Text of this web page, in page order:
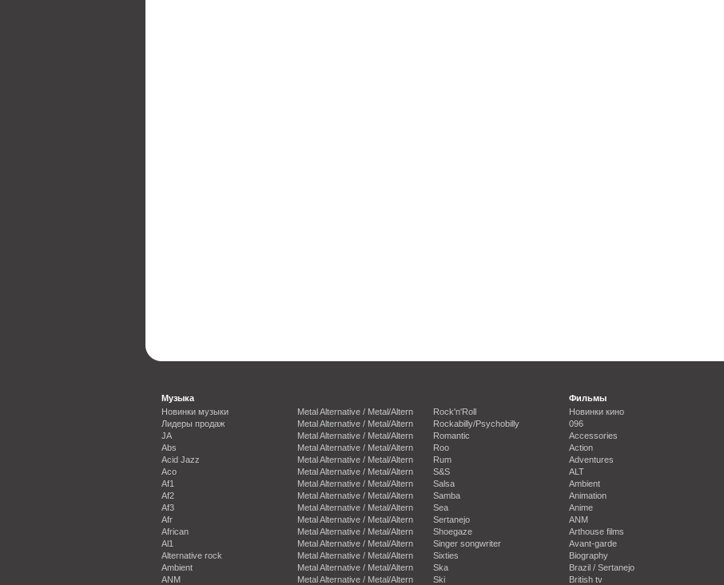
Музыка
Новинки музыки
Лидеры продаж
JA
Abs
Acid Jazz
Aco
Af1
Af2
Af3
Afr
African
Al1
Alternative rock
Ambient
ANM
Metal Alternative / Metal/Altern
Metal Alternative / Metal/Altern
Metal Alternative / Metal/Altern
Metal Alternative / Metal/Altern
Metal Alternative / Metal/Altern
Metal Alternative / Metal/Altern
Metal Alternative / Metal/Altern
Metal Alternative / Metal/Altern
Metal Alternative / Metal/Altern
Metal Alternative / Metal/Altern
Metal Alternative / Metal/Altern
Metal Alternative / Metal/Altern
Metal Alternative / Metal/Altern
Metal Alternative / Metal/Altern
Metal Alternative / Metal/Altern
Rock'n'Roll
Rockabilly/Psychobilly
Romantic
Roo
Rum
S&S
Salsa
Samba
Sea
Sertanejo
Shoegaze
Singer songwriter
Sixties
Ska
Ski
Фильмы
Новинки кино
096
Accessories
Action
Adventures
ALT
Ambient
Animation
Anime
ANM
Arthouse films
Avant-garde
Biography
Brazil / Sertanejo
British tv